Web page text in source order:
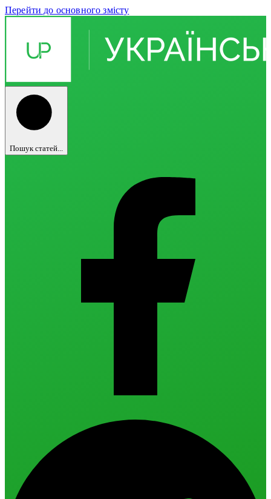
Перейти до основного змісту
Пошук статей...